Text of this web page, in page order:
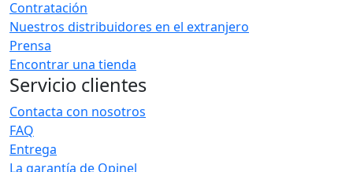
Contratación
Nuestros distribuidores en el extranjero
Prensa
Encontrar una tienda
Servicio clientes
Contacta con nosotros
FAQ
Entrega
La garantía de Opinel